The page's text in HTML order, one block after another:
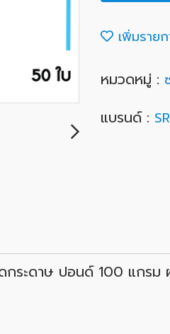
เพิ่มราย
หมวดหมู่ :
แบรนด์ :
ระดาษ ปอนด์ 100 แกร